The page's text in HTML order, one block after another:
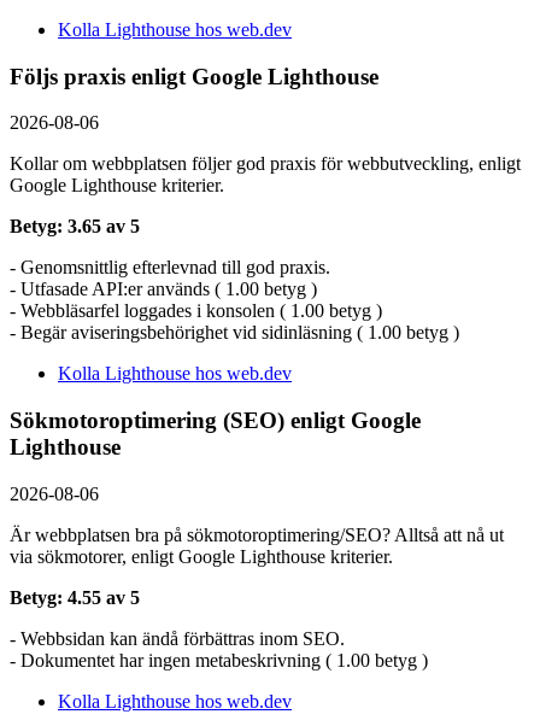
Kolla Lighthouse hos web.dev
Följs praxis enligt Google Lighthouse
2026-08-06
Kollar om webbplatsen följer god praxis för webbutveckling, enligt
Google Lighthouse kriterier.
Betyg: 3.65 av 5
- Genomsnittlig efterlevnad till god praxis.
- Utfasade API:er används ( 1.00 betyg )
- Webbläsarfel loggades i konsolen ( 1.00 betyg )
- Begär aviseringsbehörighet vid sidinläsning ( 1.00 betyg )
Kolla Lighthouse hos web.dev
Sökmotoroptimering (SEO) enligt Google
Lighthouse
2026-08-06
Är webbplatsen bra på sökmotoroptimering/SEO? Alltså att nå ut
via sökmotorer, enligt Google Lighthouse kriterier.
Betyg: 4.55 av 5
- Webbsidan kan ändå förbättras inom SEO.
- Dokumentet har ingen metabeskrivning ( 1.00 betyg )
Kolla Lighthouse hos web.dev